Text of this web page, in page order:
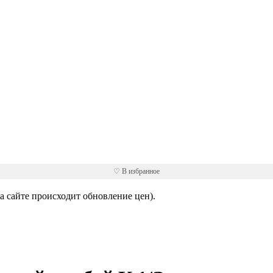
♡ В избранное
происходит обновление цен).